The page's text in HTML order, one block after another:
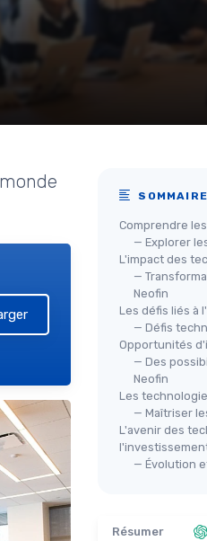
SOMMAIRE
Comprendre
— Explorer
L'impact des
—
Neofin
Les défis liés à
— Défis
Opportunités
— Des
Neofin
Les
— Maîtriser
L'avenir des
— Évolution
Résumer